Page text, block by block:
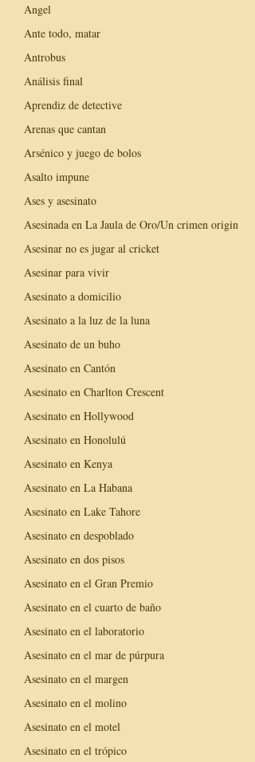
Angel
Ante todo, matar
Antrobus
Análisis final
Aprendiz de detective
Arenas que cantan
Arsénico y juego de bolos
Asalto impune
Ases y asesinato
Asesinada en La Jaula de Oro/Un crimen original
Asesinar no es jugar al cricket
Asesinar para vivir
Asesinato a domicilio
Asesinato a la luz de la luna
Asesinato de un buho
Asesinato en Cantón
Asesinato en Charlton Crescent
Asesinato en Hollywood
Asesinato en Honolulú
Asesinato en Kenya
Asesinato en La Habana
Asesinato en Lake Tahore
Asesinato en despoblado
Asesinato en dos pisos
Asesinato en el Gran Premio
Asesinato en el cuarto de baño
Asesinato en el laboratorio
Asesinato en el mar de púrpura
Asesinato en el margen
Asesinato en el molino
Asesinato en el motel
Asesinato en el trópico